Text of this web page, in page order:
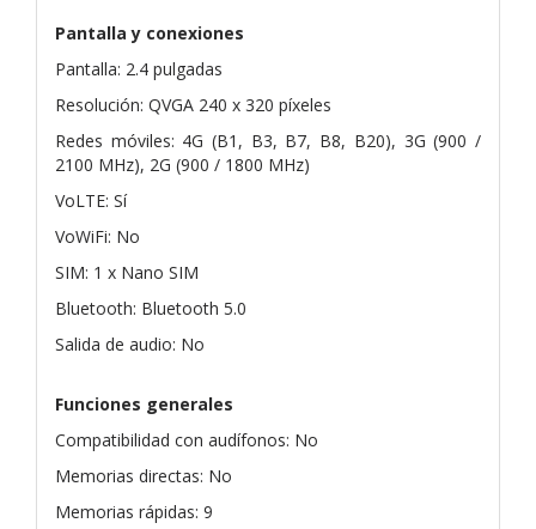
Pantalla y conexiones
Pantalla: 2.4 pulgadas
Resolución: QVGA 240 x 320 píxeles
Redes móviles: 4G (B1, B3, B7, B8, B20), 3G (900 /
2100 MHz), 2G (900 / 1800 MHz)
VoLTE: Sí
VoWiFi: No
SIM: 1 x Nano SIM
Bluetooth: Bluetooth 5.0
Salida de audio: No
Funciones generales
Compatibilidad con audífonos: No
Memorias directas: No
Memorias rápidas: 9